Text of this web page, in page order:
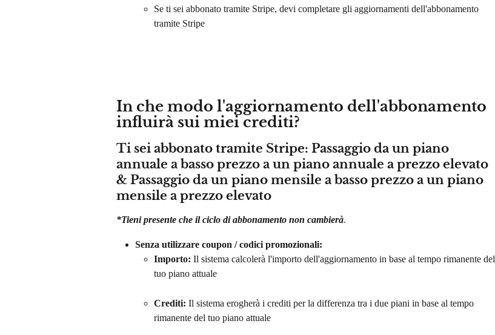
Se ti sei abbonato tramite Stripe, devi completare gli aggiornamenti dell'abbonamento
tramite Stripe
In che modo l'aggiornamento dell'abbonamento
influirà sui miei crediti?
Ti sei abbonato tramite Stripe: Passaggio da un piano
annuale a basso prezzo a un piano annuale a prezzo elevato
& Passaggio da un piano mensile a basso prezzo a un piano
mensile a prezzo elevato
*Tieni presente che il ciclo di abbonamento non cambierà.
Senza utilizzare coupon / codici promozionali:
Importo: Il sistema calcolerà l'importo dell'aggiornamento in base al tempo rimanente del
tuo piano attuale
Crediti: Il sistema erogherà i crediti per la differenza tra i due piani in base al tempo
rimanente del tuo piano attuale